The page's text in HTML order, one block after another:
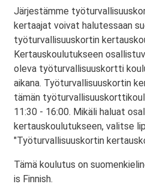
Järjestämme
kertaajat voivat halutessaan
työturvallisuuskortin
Kertauskoulutukseen
oleva työturvallisuuskortti
aikana. Työturvallisuuskortin
tämän
11:30 - 16:00. Mikäli haluat
kertauskoulutukseen, valitse
"Työturvallisuuskortin
Tämä koulutus on
is Finnish.